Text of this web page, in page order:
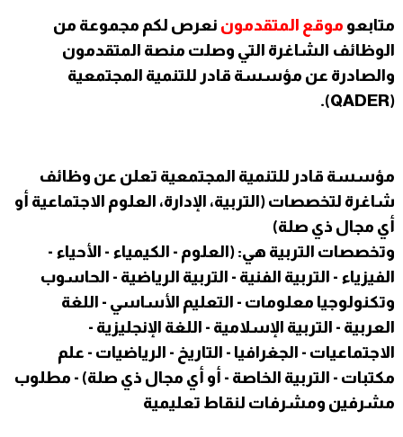
متابعو موقع المتقدمون نعرص لكم مجموعة من
الوظائف الشاغرة التي وصلت منصة المتقدمون
والصادرة عن مؤسسة قادر للتنمية المجتمعية
(QADER).
مؤسسة قادر للتنمية المجتمعية تعلن عن وظائف
شاغرة لتخصصات (التربية، الإدارة، العلوم الاجتماعية أو
أي مجال ذي صلة)
وتخصصات التربية هي: (العلوم - الكيمياء - الأحياء -
الفيزياء - التربية الفنية - التربية الرياضية - الحاسوب
وتكنولوجيا معلومات - التعليم الأساسي - اللغة
العربية - التربية الإسلامية - اللغة الإنجليزية -
الاجتماعيات - الجغرافيا - التاريخ - الرياضيات - علم
مكتبات - التربية الخاصة - أو أي مجال ذي صلة) - مطلوب
مشرفين ومشرفات لنقاط تعليمية